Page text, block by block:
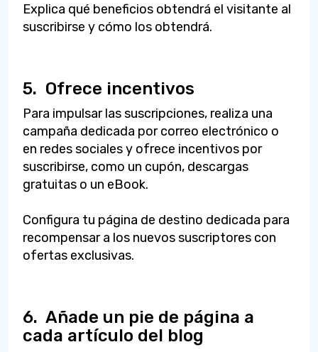
Explica qué beneficios obtendrá el visitante al
suscribirse y cómo los obtendrá.
5. Ofrece incentivos
Para impulsar las suscripciones, realiza una
campaña dedicada por correo electrónico o
en redes sociales y ofrece incentivos por
suscribirse, como un cupón, descargas
gratuitas o un eBook.
Configura tu página de destino dedicada para
recompensar a los nuevos suscriptores con
ofertas exclusivas.
6. Añade un pie de página a
cada artículo del blog